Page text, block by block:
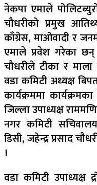
नेकपा एमाले
चौधरीको प्रमुख
काँग्रेस, माओवादी र
एमाले प्रवेश गरेका छन्
चौधरीले टीका र
वडा कमिटी अध्यक्ष
कार्यक्रममा
जिल्ला उपाध्यक्ष
नगर कमिटी
डिसी, जहेन्द्र प्रसाद
।
वडा कमिटी उपाध्यक्ष